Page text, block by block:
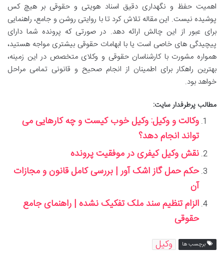
اهمیت حفظ و نگهداری دقیق اسناد هویتی و حقوقی بر هیچ کس
پوشیده نیست. این مقاله تلاش کرد تا با روایتی روشن و جامع، راهنمایی
برای عبور از این چالش ارائه دهد. در صورتی که پرونده شما دارای
پیچیدگی های خاصی است یا با ابهامات حقوقی بیشتری مواجه هستید،
همواره مشورت با کارشناسان حقوقی و وکلای متخصص در این زمینه،
بهترین راهکار برای اطمینان از انجام صحیح و قانونی تمامی مراحل
خواهد بود.
مطالب پرطرفدار سایت:
وکالت و وکیل: وکیل خوب کیست و چه کارهایی می‌
تواند انجام دهد؟
نقش وکیل کیفری در موفقیت پرونده
حکم حمل گاز اشک آور | بررسی کامل قانون و مجازات
آن
الزام تنظیم سند ملک تفکیک نشده | راهنمای جامع
حقوقی
برچسب ها وکیل